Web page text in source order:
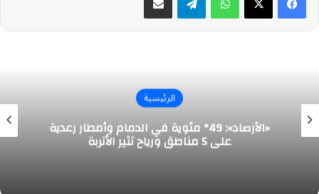
الرئيسية
«الأرصاد»: 49° مئوية في الدمام وأمطار رعدية
على 5 مناطق ورياح تثير الأتربة